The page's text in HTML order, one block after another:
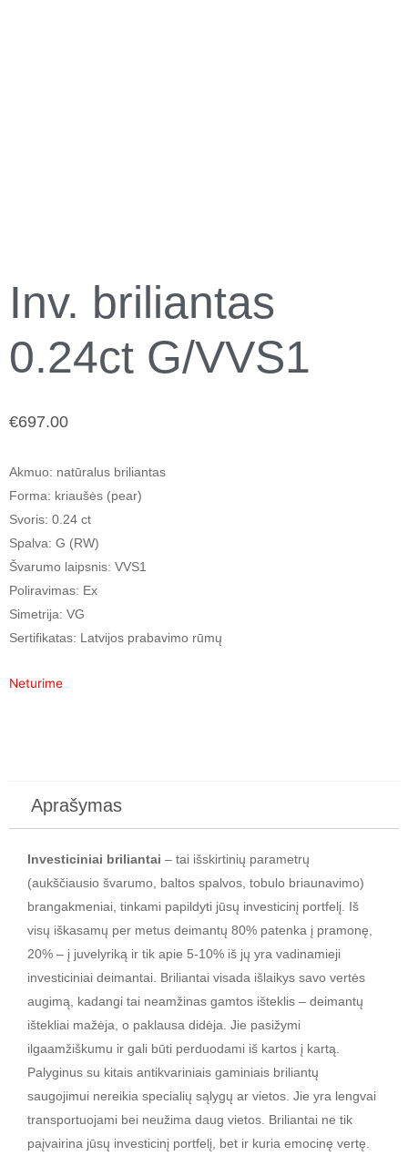
Inv. briliantas
0.24ct G/VVS1
€697.00
Akmuo: natūralus briliantas
Forma: kriaušės (pear)
Svoris: 0.24 ct
Spalva: G (RW)
Švarumo laipsnis: VVS1
Poliravimas: Ex
Simetrija: VG
Sertifikatas: Latvijos prabavimo rūmų
Neturime
Aprašymas
Investiciniai briliantai – tai išskirtinių parametrų
(aukščiausio švarumo, baltos spalvos, tobulo briaunavimo)
brangakmeniai, tinkami papildyti jūsų investicinį portfelį. Iš
visų iškasamų per metus deimantų 80% patenka į pramonę,
20% – į juvelyriką ir tik apie 5-10% iš jų yra vadinamieji
investiciniai deimantai. Briliantai visada išlaikys savo vertės
augimą, kadangi tai neamžinas gamtos išteklis – deimantų
ištekliai mažėja, o paklausa didėja. Jie pasižymi
ilgaamžiškumu ir gali būti perduodami iš kartos į kartą.
Palyginus su kitais antikvariniais gaminiais briliantų
saugojimui nereikia specialių sąlygų ar vietos. Jie yra lengvai
transportuojami bei neužima daug vietos. Briliantai ne tik
paįvairina jūsų investicinį portfelį, bet ir kuria emocinę vertę.